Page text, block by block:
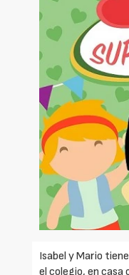
Isabel y Mario
el colegio, en casa